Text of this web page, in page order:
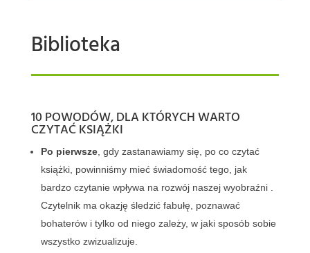
Biblioteka
10 POWODÓW, DLA KTÓRYCH WARTO
CZYTAĆ KSIĄŻKI
Po pierwsze, gdy zastanawiamy się, po co czytać
książki, powinniśmy mieć świadomość tego, jak
bardzo czytanie wpływa na rozwój naszej wyobraźni .
Czytelnik ma okazję śledzić fabułę, poznawać
bohaterów i tylko od niego zależy, w jaki sposób sobie
wszystko zwizualizuje.